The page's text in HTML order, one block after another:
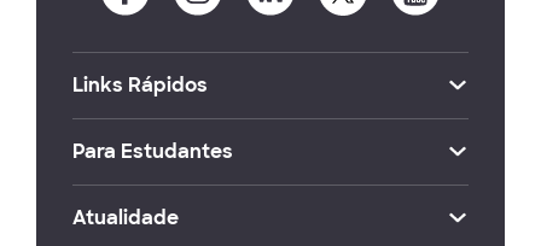
Links Rápidos
Para Estudantes
Atualidade